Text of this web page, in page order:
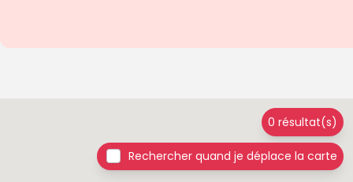
0 résultat(s)
Rechercher quand je déplace la carte